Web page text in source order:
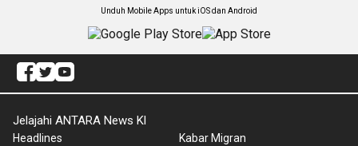
Unduh Mobile Apps untuk iOS dan Android
Jelajahi ANTARA News Kl
Headlines
Kabar Migran